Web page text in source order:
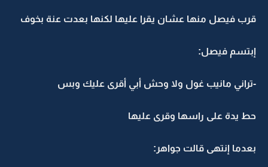
قرب فيصل منها عشان يقرا عليها لكنها بعدت عنة بخوف
إبتسم فيصل:
-تراني مانيب غول ولا وحش أبي أقرى عليك وبس
حط يدة على راسها وقرى عليها
بعدما إنتهى قالت جواهر: